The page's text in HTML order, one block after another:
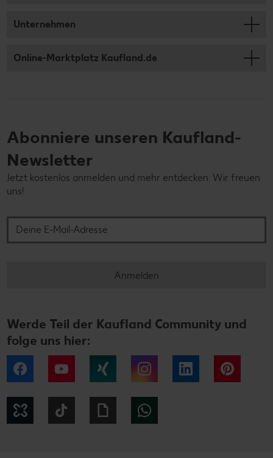
Unternehmen
Online-Marktplatz Kaufland.de
Abonniere unseren Kaufland-
Newsletter
Jetzt kostenlos anmelden und mehr entdecken. Wir freuen
uns!
Anmelden
Werde Teil der Kaufland Community und
folge uns hier:
Facebook YouTube Instagram LinkedIn
Kununu Giphy